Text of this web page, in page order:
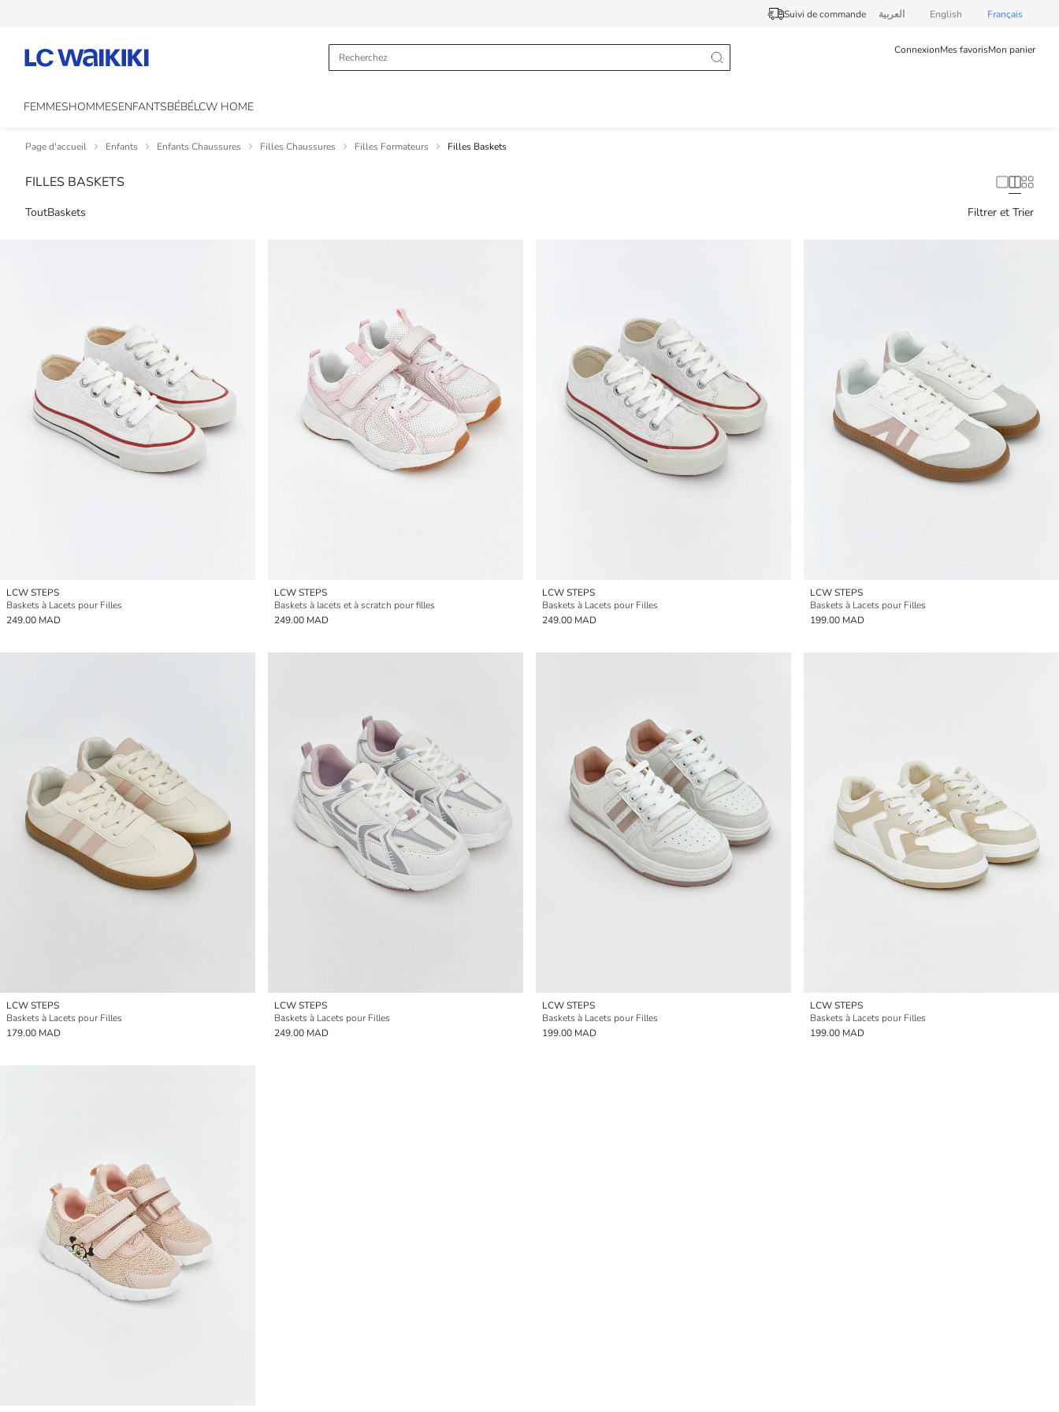
Suivi de commande العربية English Français
ConnexionMes favorisMon panier
FEMMESHOMMESENFANTSBÉBÉLCW HOME
Page d'accueil Enfants Enfants Chaussures Filles Chaussures Filles Formateurs Filles Baskets
FILLES BASKETS
ToutBaskets Filtrer et Trier
LCW STEPS
Baskets à Lacets pour Filles
249.00 MAD
LCW STEPS
Baskets à lacets et à scratch pour filles
249.00 MAD
LCW STEPS
Baskets à Lacets pour Filles
249.00 MAD
LCW STEPS
Baskets à Lacets pour Filles
199.00 MAD
LCW STEPS
Baskets à Lacets pour Filles
179.00 MAD
LCW STEPS
Baskets à Lacets pour Filles
249.00 MAD
LCW STEPS
Baskets à Lacets pour Filles
199.00 MAD
LCW STEPS
Baskets à Lacets pour Filles
199.00 MAD